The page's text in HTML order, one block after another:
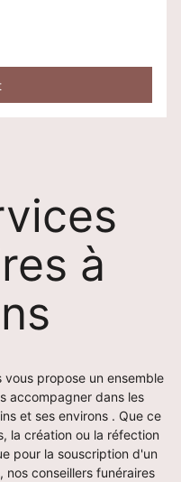
à
propose un ensemble
accompagner dans les
et ses environs . Que ce
la création ou la réfection
pour la souscription d'un
conseillers funéraires